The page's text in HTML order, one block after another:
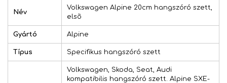
Név
Volkswagen Alpine 20cm hangszóró szett,
elsõ
Gyártó Alpine
Típus Specifikus hangszóró szett
Volkswagen, Skoda, Seat, Audi
kompatibilis hangszóró szett. Alpine SXE-